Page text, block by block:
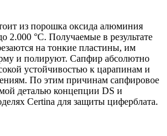
из порошка оксида алюминия
2.000 °C. Получаемые в результате
на тонкие пластины, им
и полируют. Сапфир абсолютно
устойчивостью к царапинам и
По этим причинам сапфировое
деталью концепции DS и
Certina для защиты циферблата.